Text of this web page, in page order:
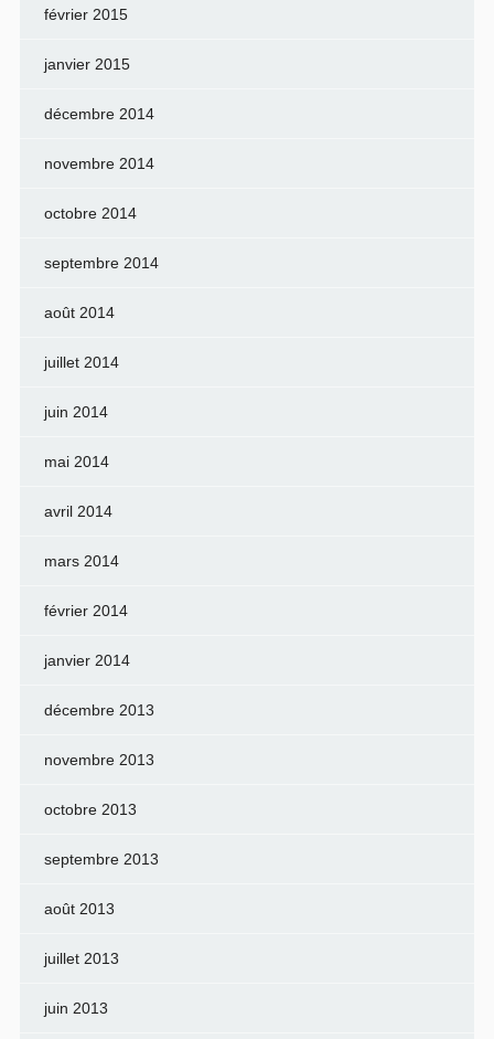
février 2015
janvier 2015
décembre 2014
novembre 2014
octobre 2014
septembre 2014
août 2014
juillet 2014
juin 2014
mai 2014
avril 2014
mars 2014
février 2014
janvier 2014
décembre 2013
novembre 2013
octobre 2013
septembre 2013
août 2013
juillet 2013
juin 2013